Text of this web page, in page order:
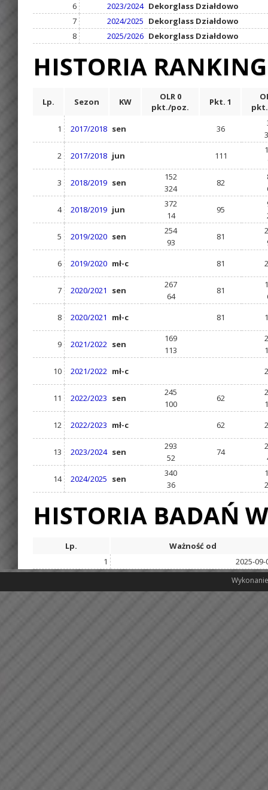
6
2023/2024 Dekorglass Działdowo
7
2024/2025 Dekorglass Działdowo
8
2025/2026 Dekorglass Działdowo
HISTORIA
Lp. Sezon KW
OLR 0
pkt./poz.
Pkt. 1
1
2017/2018 sen 36
2
2017/2018 jun 111
3
2018/2019 sen
152
324
82
4
2018/2019 jun
372
14
95
5
2019/2020 sen
254
93
81
6
2019/2020 mł-c 81
7 2020/2021 sen
267
64
81
8
2020/2021 mł-c 81
9 2021/2022 sen
169
113
10
2021/2022 mł-c
11 2022/2023 sen
245
100
62
12
2022/2023 mł-c 62
13 2023/2024 sen
293
52
74
14
2024/2025 sen
340
36
HISTORIA BADAŃ
Lp.
Ważność od
1
2025-09-